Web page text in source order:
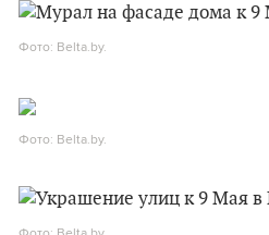
Фото: Belta.by.
Фото: Belta.by.